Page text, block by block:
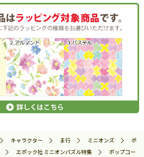
キャラクター ま行 ミニオンズ
ポ
エポック社 ミニオンパズル特集
ポップコー